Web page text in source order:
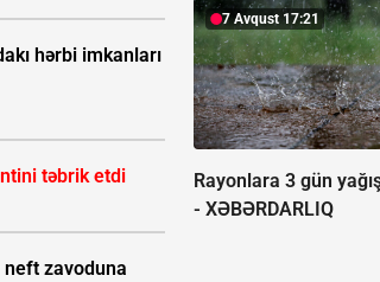
hərbi imkanları
təbrik etdi
neft zavoduna
7 Avqust 17:21
Rayonlara 3 gün
- XƏBƏRDARLIQ